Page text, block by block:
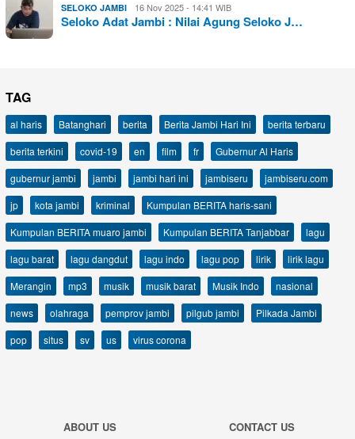
SELOKO JAMBI 16 Nov 2025 - 14:41 WIB
Seloko Adat Jambi : Nilai Agung Seloko J…
TAG
al haris Batanghari berita Berita Jambi Hari Ini
berita terbaru
berita terkini
covid-19 en film fr
Gubernur Al Haris
gubernur jambi
jambi jambi hari ini jambiseru
jambiseru.com
jp
kota jambi kriminal
Kumpulan BERITA haris-sani
Kumpulan BERITA muaro jambi
Kumpulan BERITA Tanjabbar
lagu
lagu barat
lagu dangdut lagu indo lagu pop lirik
lirik lagu
Merangin
mp3 musik musik barat Musik Indo
nasional
news
olahraga pemprov jambi pilgub jambi
Pilkada Jambi
pop
situs sv us virus corona
ABOUT US CONTACT US